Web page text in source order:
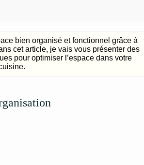
bien organisé et fonctionnel grâce à
cet article, je vais vous présenter des
pour optimiser l’espace dans votre